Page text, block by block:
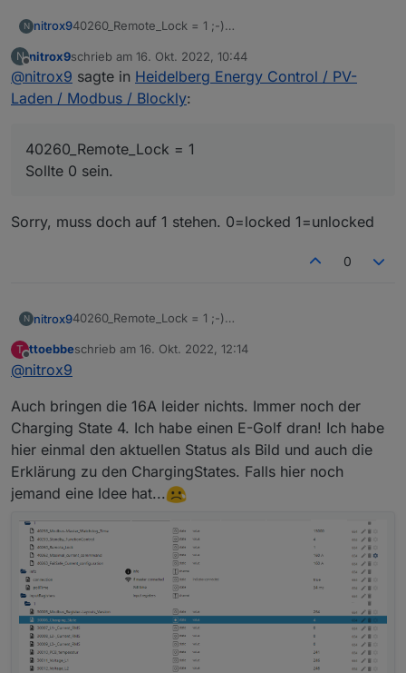
N nitrox940260_Remote_Lock = 1 ;-)
Sonst mal mit 16A (40262) starten, einige Autos wie die
ZOE brauchen min 8A.
N
Offline
nitrox9schrieb am 16. Okt. 2022, 10:44
zuletzt editiert von
@nitrox9 sagte in Heidelberg Energy Control / PV-
Laden / Modbus / Blockly:
40260_Remote_Lock = 1
Sollte 0 sein.
Sorry, muss doch auf 1 stehen. 0=locked 1=unlocked
0
N nitrox940260_Remote_Lock = 1 ;-)
Sonst mal mit 16A (40262) starten, einige Autos wie die
T
Offline
ttoebbeschrieb am 16. Okt. 2022, 12:14
zuletzt editiert von
@nitrox9
Auch bringen die 16A leider nichts. Immer noch der
Charging State 4. Ich habe einen E-Golf dran! Ich habe
hier einmal den aktuellen Status als Bild und auch die
Erklärung zu den ChargingStates. Falls hier noch
jemand eine Idee hat...